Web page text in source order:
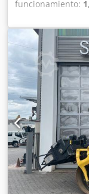
funcionamiento:
154 ACP-4i AM,
funcionamiento:
kW/75 CV],
derecha, peso:
estado, listo para
ofreceremos una
financiación; el
ayudarle. Para
página web.
alquiler. = Más
Póngase en
información.